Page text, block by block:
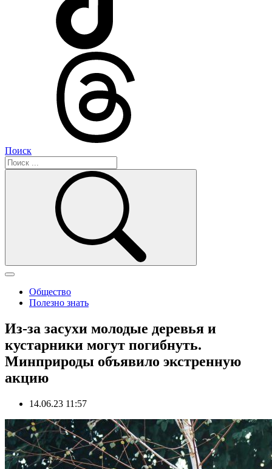
Поиск
Общество
Полезно знать
Из-за засухи молодые деревья и
кустарники могут погибнуть.
Минприроды объявило экстренную
акцию
14.06.23 11:57